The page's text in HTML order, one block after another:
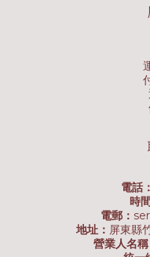
電話：
時
電郵：
地址： 屏東縣
營業人名稱